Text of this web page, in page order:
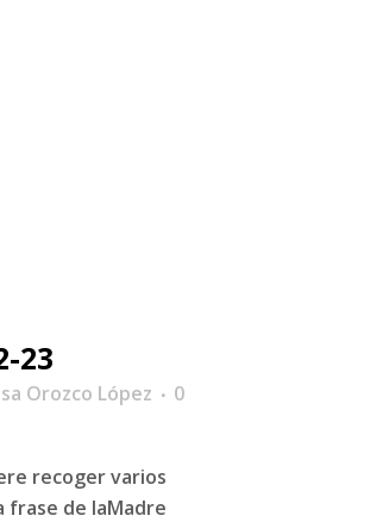
23
Orozco López
0
recoger varios
frase de laMadre